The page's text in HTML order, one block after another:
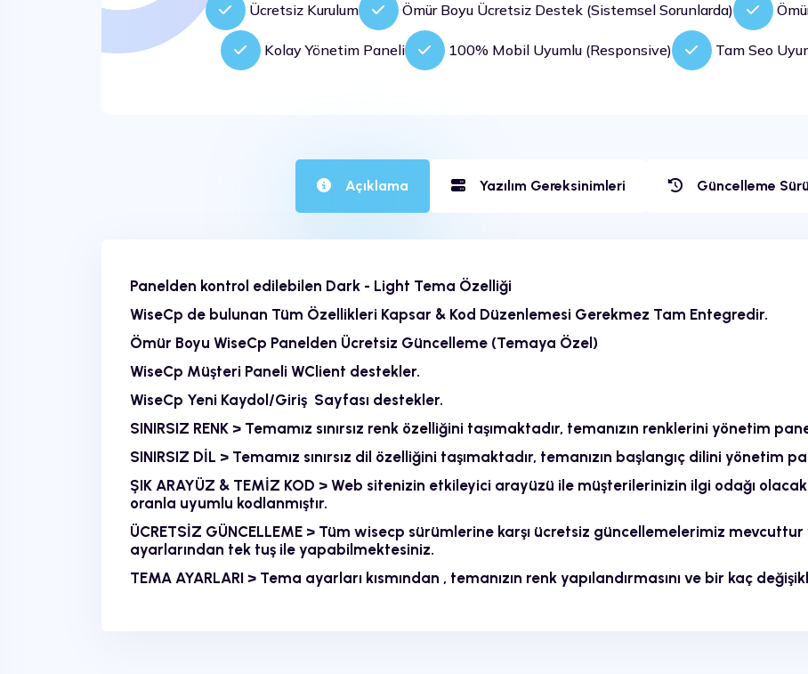
Ücretsiz Kurulum Ömür Boyu Ücretsiz Destek (Sistemsel Sorunlarda)
Kolay Yönetim Paneli 100% Mobil Uyumlu (Responsive) Tam Seo
Açıklama Yazılım Gereksinimleri Güncelleme
Panelden kontrol edilebilen Dark - Light Tema Özelliği
WiseCp de bulunan Tüm Özellikleri Kapsar & Kod Düzenlemesi Gerekmez Tam Entegredir.
Ömür Boyu WiseCp Panelden Ücretsiz Güncelleme (Temaya Özel)
WiseCp Müşteri Paneli WClient destekler.
WiseCp Yeni Kaydol/Giriş Sayfası destekler.
SINIRSIZ RENK > Temamız sınırsız renk özelliğini taşımaktadır, temanızın renklerini yönetim
SINIRSIZ DİL > Temamız sınırsız dil özelliğini taşımaktadır, temanızın başlangıç dilini
ŞIK ARAYÜZ & TEMİZ KOD > Web sitenizin etkileyici arayüzü ile müşterilerinizin ilgi odağı
oranla uyumlu kodlanmıştır.
ÜCRETSİZ GÜNCELLEME > Tüm wisecp sürümlerine karşı ücretsiz güncellemelerimiz
ayarlarından tek tuş ile yapabilmektesiniz.
TEMA AYARLARI > Tema ayarları kısmından , temanızın renk yapılandırmasını ve bir kaç